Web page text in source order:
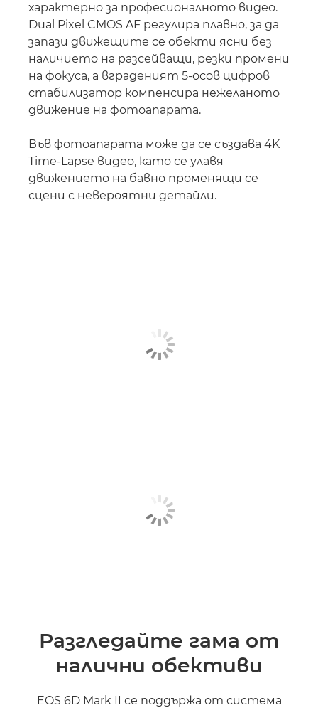
характерно за професионалното видео.
Dual Pixel CMOS AF регулира плавно, за да
запази движещите се обекти ясни без
наличието на разсейващи, резки промени
на фокуса, а вграденият 5-осов цифров
стабилизатор компенсира нежеланото
движение на фотоапарата.
Във фотоапарата може да се създава 4K
Time-Lapse видео, като се улавя
движението на бавно променящи се
сцени с невероятни детайли.
Разгледайте гама от
налични обективи
EOS 6D Mark II се поддържа от система